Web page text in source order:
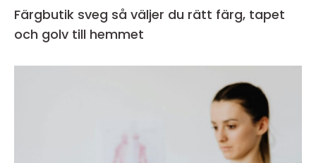
Färgbutik sveg så väljer du rätt färg, tapet
och golv till hemmet